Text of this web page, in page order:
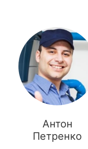
Антон
Петренко